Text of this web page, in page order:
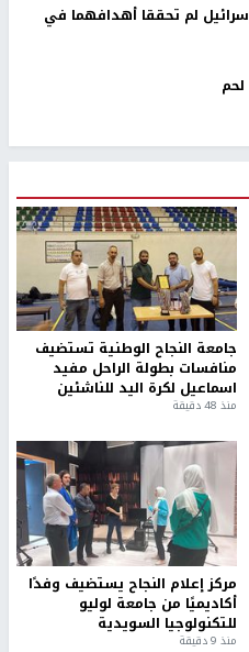
لم تحققا أهدافهما في
جامعة النجاح الوطنية تستضيف
منافسات بطولة الراحل مفيد
اسماعيل لكرة اليد للناشئين
منذ 48 دقيقة
مركز إعلام النجاح يستضيف وفدًا
أكاديميًا من جامعة لوليو
للتكنولوجيا السويدية
منذ 9 دقيقة